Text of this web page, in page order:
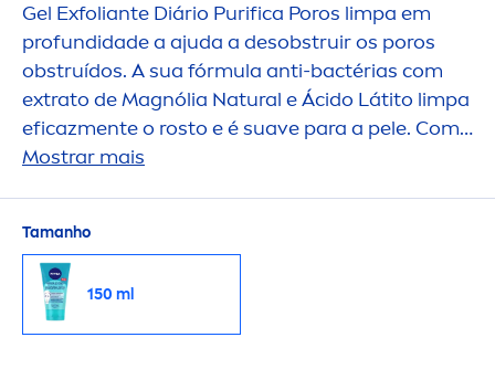
Gel Exfoliante Diário Purifica Poros limpa em
profundidade a ajuda a desobstruir os poros
obstruídos. A sua fórmula anti-bactérias com
extrato de Magnólia Natural e Ácido Látito limpa
eficazmente o rosto e é suave para a pele. Com
a sua fórmula suave, não irrita a pele. Veja e
Mostrar mais
Tamanho
150 ml